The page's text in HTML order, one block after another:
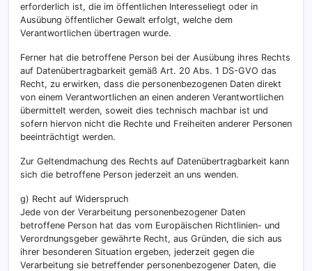
erforderlich ist, die im öffentlichen Interesseliegt oder in
Ausübung öffentlicher Gewalt erfolgt, welche dem
Verantwortlichen übertragen wurde.
Ferner hat die betroffene Person bei der Ausübung ihres Rechts
auf Datenübertragbarkeit gemäß Art. 20 Abs. 1 DS-GVO das
Recht, zu erwirken, dass die personenbezogenen Daten direkt
von einem Verantwortlichen an einen anderen Verantwortlichen
übermittelt werden, soweit dies technisch machbar ist und
sofern hiervon nicht die Rechte und Freiheiten anderer Personen
beeinträchtigt werden.
Zur Geltendmachung des Rechts auf Datenübertragbarkeit kann
sich die betroffene Person jederzeit an uns wenden.
g) Recht auf Widerspruch
Jede von der Verarbeitung personenbezogener Daten
betroffene Person hat das vom Europäischen Richtlinien- und
Verordnungsgeber gewährte Recht, aus Gründen, die sich aus
ihrer besonderen Situation ergeben, jederzeit gegen die
Verarbeitung sie betreffender personenbezogener Daten, die